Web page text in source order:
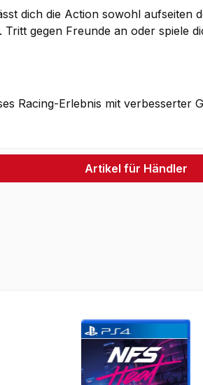
dich die Action sowohl
gegen Freunde an oder spiele
Racing-Erlebnis mit verbesserter
Artikel für Händler